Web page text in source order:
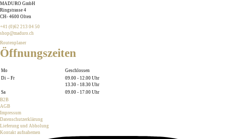
MADURO GmbH
Ringstrasse 4
CH- 4600 Olten
+41 (0)62 213 04 50
shop@maduro.ch
Routenplaner
Öffnungszeiten
Mo
Geschlossen
Di – Fr
09.00 - 12.00 Uhr
13.30 - 18.30 Uhr
Sa
09.00 - 17.00 Uhr
B2B
AGB
Impressum
Datenschutzerklärung
Lieferung und Abholung
Kontakt aufnahemen